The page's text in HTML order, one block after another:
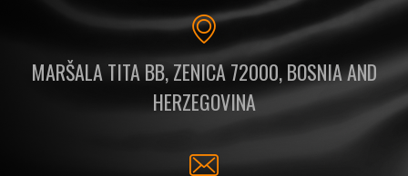
MARŠALA TITA BB, ZENICA 72000, BOSNIA AND
HERZEGOVINA